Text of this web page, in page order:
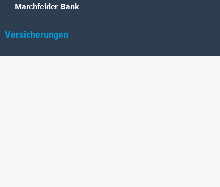
Marchfelder Bank
Versicherungen